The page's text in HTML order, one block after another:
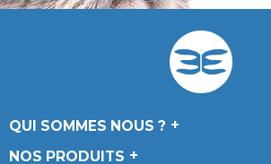
QUI SOMMES NOUS ?
NOS PRODUITS